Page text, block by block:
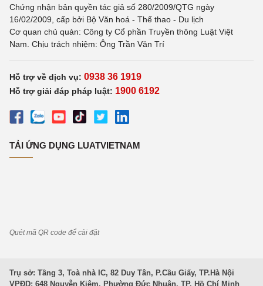
Chứng nhận bản quyền tác giả số 280/2009/QTG ngày
16/02/2009, cấp bởi Bộ Văn hoá - Thể thao - Du lịch
Cơ quan chủ quản: Công ty Cổ phần Truyền thông Luật Việt
Nam. Chịu trách nhiệm: Ông Trần Văn Trí
Hỗ trợ về dịch vụ: 0938 36 1919
Hỗ trợ giải đáp pháp luật: 1900 6192
TẢI ỨNG DỤNG LUATVIETNAM
Quét mã QR code để cài đặt
Trụ sở: Tầng 3, Toà nhà IC, 82 Duy Tân, P.Cầu Giấy, TP.Hà Nội
VPĐD: 648 Nguyễn Kiệm, Phường Đức Nhuận, TP. Hồ Chí Minh